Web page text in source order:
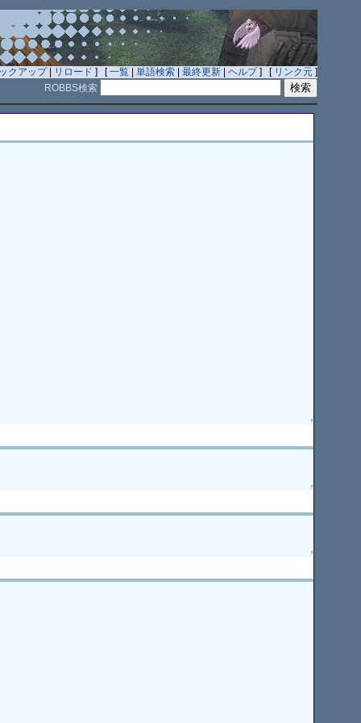
クアップ| リロード ] [一覧 |単語検索 |最終更新 |ヘルプ] [ リンク元 ]
ROBBS検索
↑
↑
↑